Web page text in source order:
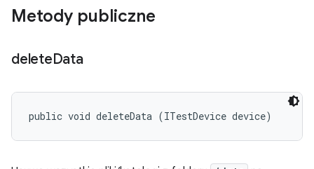
Metody publiczne
deleteData
public void deleteData (ITestDevice device)